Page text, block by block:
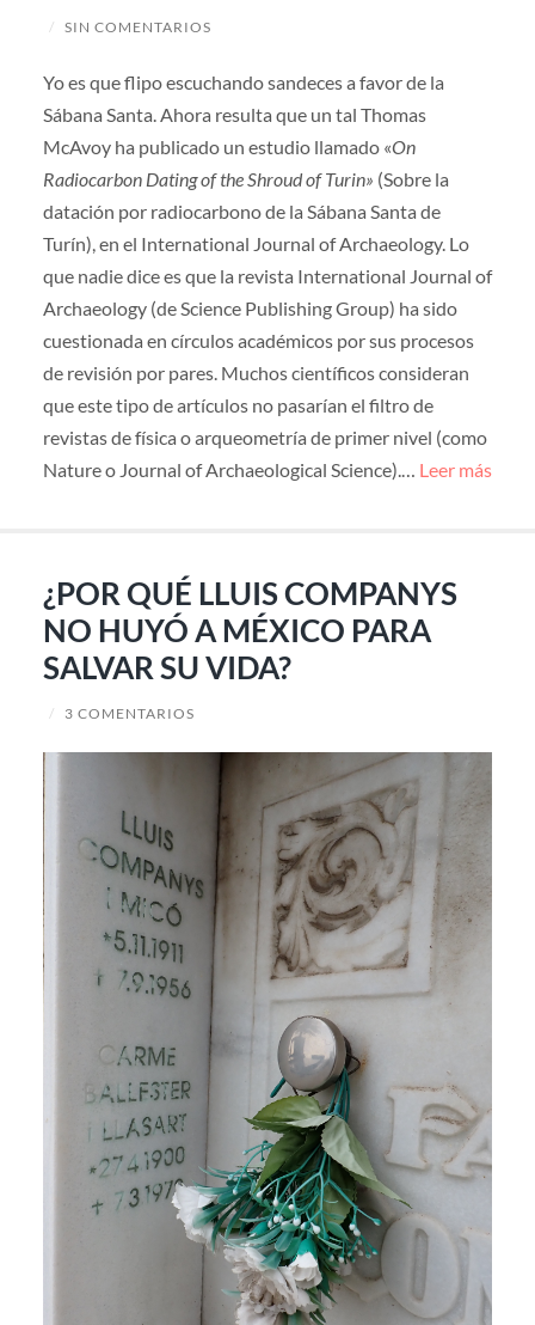
/ SIN COMENTARIOS
Yo es que flipo escuchando sandeces a favor de la
Sábana Santa. Ahora resulta que un tal Thomas
McAvoy ha publicado un estudio llamado «On
Radiocarbon Dating of the Shroud of Turin» (Sobre la
datación por radiocarbono de la Sábana Santa de
Turín), en el International Journal of Archaeology. Lo
que nadie dice es que la revista International Journal of
Archaeology (de Science Publishing Group) ha sido
cuestionada en círculos académicos por sus procesos
de revisión por pares. Muchos científicos consideran
que este tipo de artículos no pasarían el filtro de
revistas de física o arqueometría de primer nivel (como
Nature o Journal of Archaeological Science).… Leer más
¿POR QUÉ LLUIS COMPANYS
NO HUYÓ A MÉXICO PARA
SALVAR SU VIDA?
/ 3 COMENTARIOS